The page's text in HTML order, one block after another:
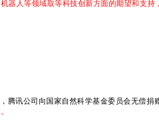
人等领域取等科技创新方面的期望和支持
讯公司向国家自然科学基金委员会无偿捐